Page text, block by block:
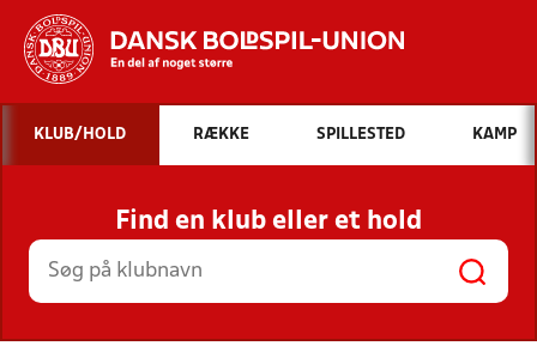
Hvad vil du søge efter?
INDHOLD OG NYHEDER
STILLINGER, RESULTATER, KLUBBER OG
HOLD
KLUB/HOLD RÆKKE SPILLESTED KAMP
Find en klub eller et hold